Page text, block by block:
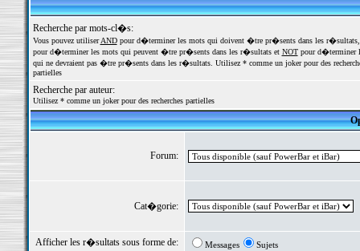
Recherche par mots-cl�s:
Vous pouvez utiliserANDpour d�terminer les mots qui doivent �tre pr�sents dans les
pour d�terminer les mots qui peuvent �tre pr�sents dans les r�sultats et NOTpour d�terminer
qui ne devraient pas �tre pr�sents dans les r�sultats. Utilisez * comme un joker pour des
partielles
Recherche par auteur:
Utilisez * comme un joker pour des recherches partielles
Forum:
Cat�gorie:
Afficher les r�sultats sous forme de: Messages Sujets